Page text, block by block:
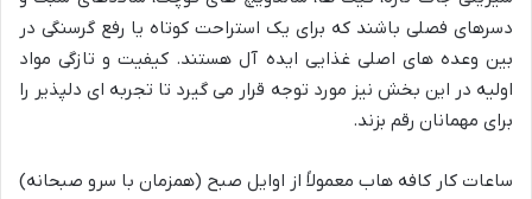
دسرهای فصلی باشند که برای یک استراحت کوتاه یا رفع گرسنگی در
بین وعده های اصلی غذایی ایده آل هستند. کیفیت و تازگی مواد
اولیه در این بخش نیز مورد توجه قرار می گیرد تا تجربه ای دلپذیر را
برای مهمانان رقم بزند.
ساعات کار کافه هاب معمولاً از اوایل صبح (همزمان با سرو صبحانه)